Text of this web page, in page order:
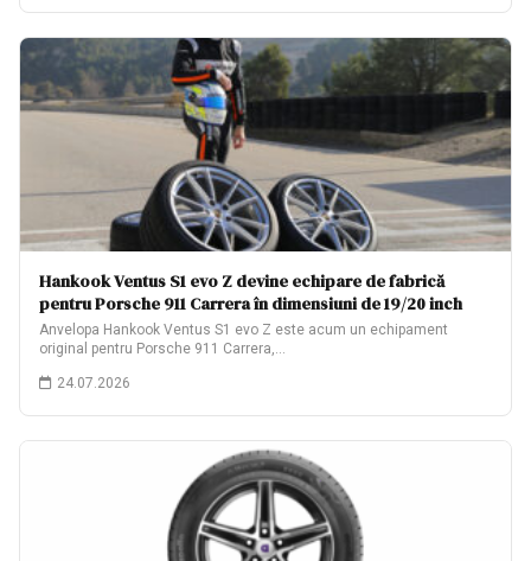
Hankook Ventus S1 evo Z devine echipare de fabrică
pentru Porsche 911 Carrera în dimensiuni de 19/20 inch
Anvelopa Hankook Ventus S1 evo Z este acum un echipament
original pentru Porsche 911 Carrera,…
24.07.2026